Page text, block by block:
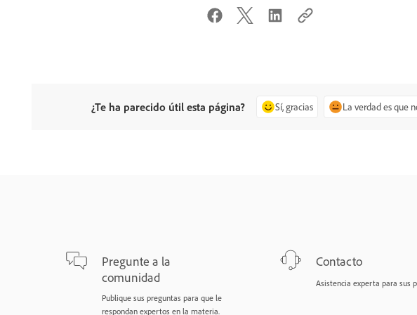
¿Te ha parecido útil esta página? Sí, gracias La verdad es que
Pregunte a la
comunidad
Publique sus preguntas para que le
respondan expertos en la materia.
Contacto
Asistencia experta para sus